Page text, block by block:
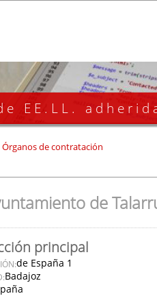
EE.LL.
Órganos de contratación
de
principal
de España 1
Badajoz